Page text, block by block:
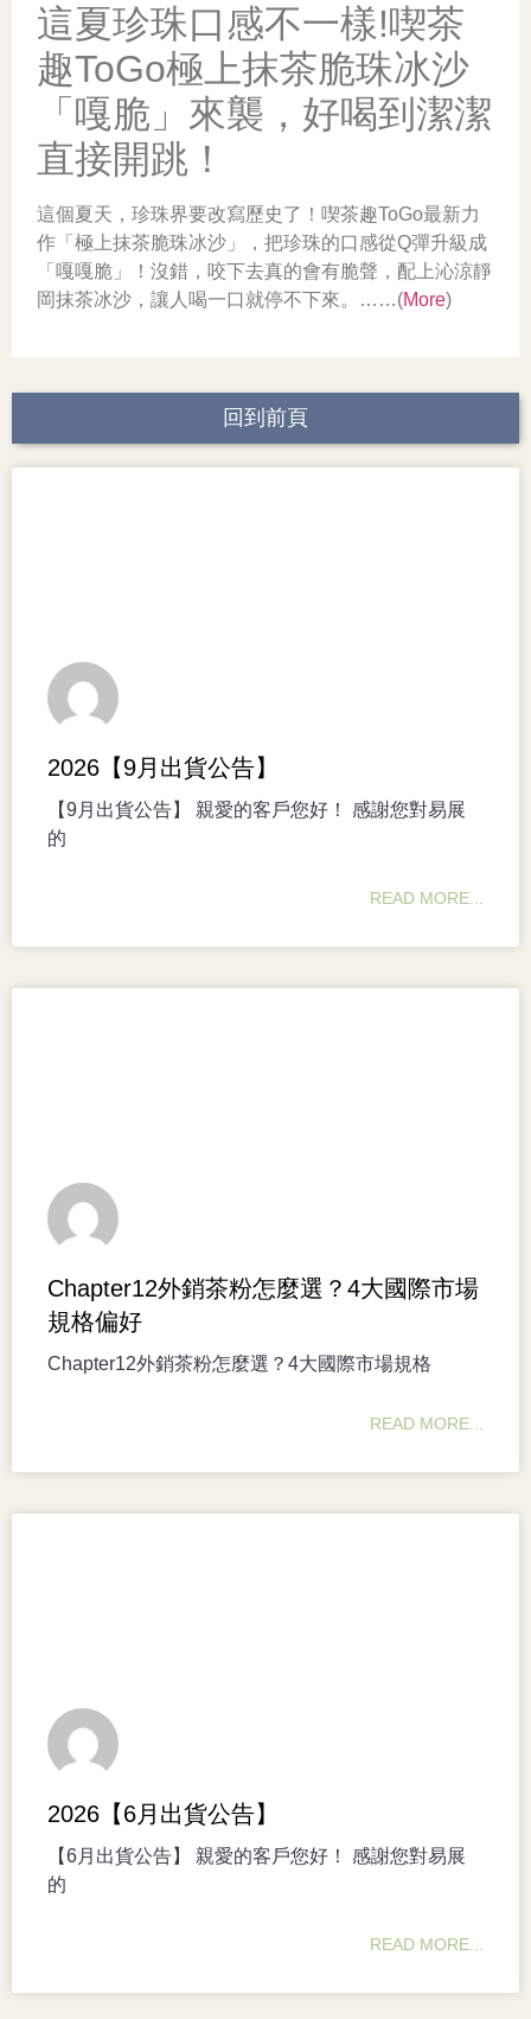
這夏珍珠口感不一樣!喫茶
趣ToGo極上抹茶脆珠冰沙
「嘎脆」來襲，好喝到潔潔
直接開跳！
這個夏天，珍珠界要改寫歷史了！喫茶趣ToGo最新力
作「極上抹茶脆珠冰沙」，把珍珠的口感從Q彈升級成
「嘎嘎脆」！沒錯，咬下去真的會有脆聲，配上沁涼靜
岡抹茶冰沙，讓人喝一口就停不下來。……(More)
回到前頁
2026【9月出貨公告】
【9月出貨公告】 親愛的客戶您好！ 感謝您對易展
的
READ MORE...
Chapter12外銷茶粉怎麼選？4大國際市場
規格偏好
Chapter12外銷茶粉怎麼選？4大國際市場規格
READ MORE...
2026【6月出貨公告】
【6月出貨公告】 親愛的客戶您好！ 感謝您對易展
的
READ MORE...